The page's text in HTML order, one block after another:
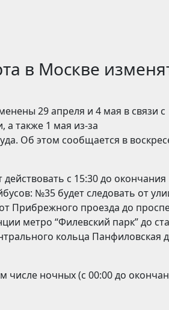
в Москве
29 апреля и 4 мая в связи с
также 1 мая из-за
Об этом сообщается в
с 15:30 до окончания
№35 будет следовать от
Прибрежного проезда до
метро “Филевский парк” до
кольца Панфиловская
числе ночных (с 00:00 до